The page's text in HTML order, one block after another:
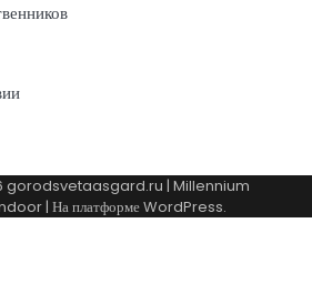
gorodsvetaasgard.ru | Millennium
| На платформеWordPress.